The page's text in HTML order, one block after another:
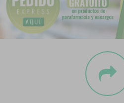
Contacto
Boletín